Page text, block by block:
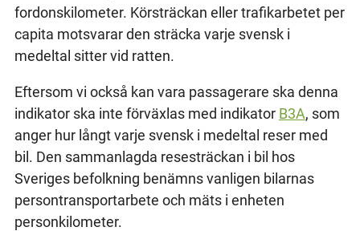
fordonskilometer. Körsträckan eller trafikarbetet per
capita motsvarar den sträcka varje svensk i
medeltal sitter vid ratten.
Eftersom vi också kan vara passagerare ska denna
indikator ska inte förväxlas med indikator B3A, som
anger hur långt varje svensk i medeltal reser med
bil. Den sammanlagda resesträckan i bil hos
Sveriges befolkning benämns vanligen bilarnas
persontransportarbete och mäts i enheten
personkilometer.